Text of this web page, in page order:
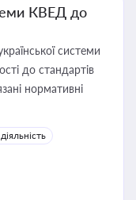
КВЕД до
системи
до стандартів
нормативні